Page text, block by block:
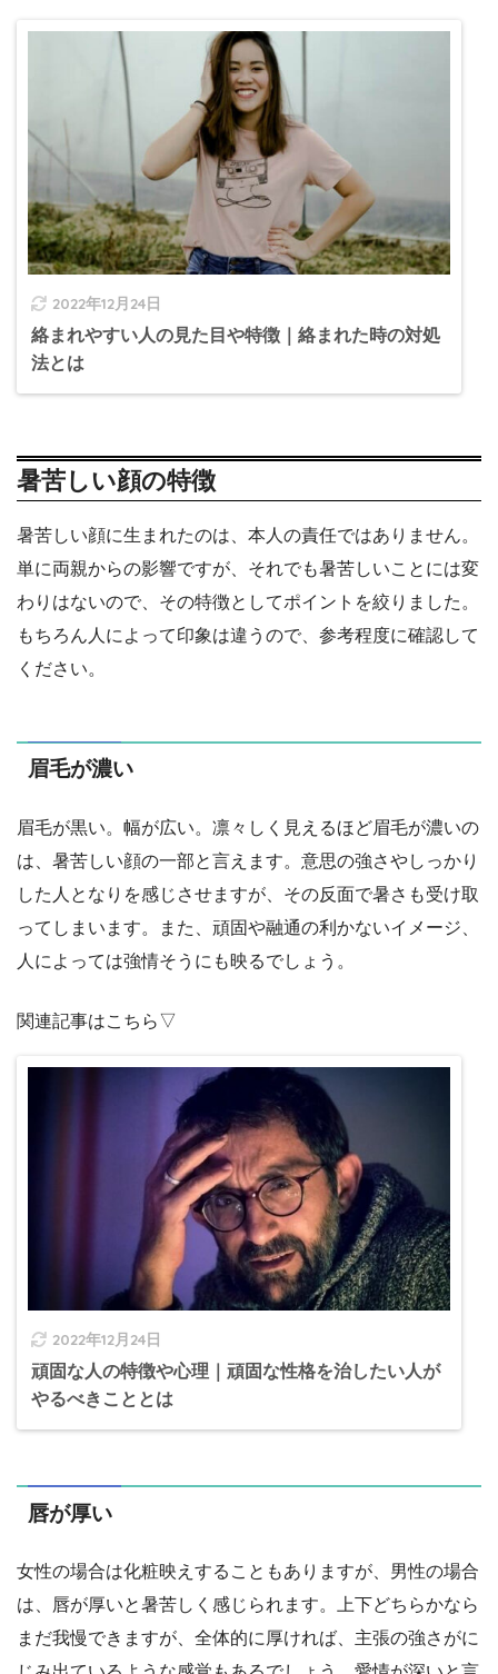
2022年12月24日
絡まれやすい人の見た目や特徴｜絡まれた時の対処
法とは
暑苦しい顔の特徴
暑苦しい顔に生まれたのは、本人の責任ではありません。
単に両親からの影響ですが、それでも暑苦しいことには変
わりはないので、その特徴としてポイントを絞りました。
もちろん人によって印象は違うので、参考程度に確認して
ください。
眉毛が濃い
眉毛が黒い。幅が広い。凛々しく見えるほど眉毛が濃いの
は、暑苦しい顔の一部と言えます。意思の強さやしっかり
した人となりを感じさせますが、その反面で暑さも受け取
ってしまいます。また、頑固や融通の利かないイメージ、
人によっては強情そうにも映るでしょう。
関連記事はこちら▽
2022年12月24日
頑固な人の特徴や心理｜頑固な性格を治したい人が
やるべきこととは
唇が厚い
女性の場合は化粧映えすることもありますが、男性の場合
は、唇が厚いと暑苦しく感じられます。上下どちらかなら
まだ我慢できますが、全体的に厚ければ、主張の強さがに